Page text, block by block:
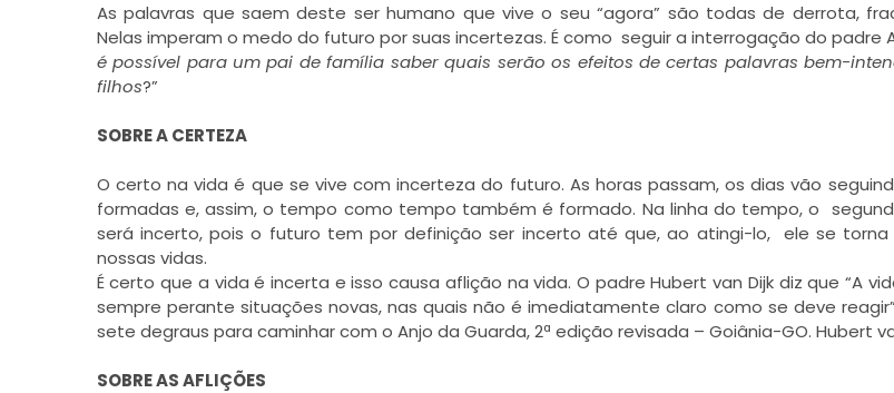
As palavras que saem deste ser humano que vive o seu “agora” são todas de derrota,
Nelas imperam o medo do futuro por suas incertezas. É como seguir a interrogação do padre
é possível para um pai de família saber quais serão os efeitos de certas palavras bem-
filhos?”
SOBRE A CERTEZA
O certo na vida é que se vive com incerteza do futuro. As horas passam, os dias vão
formadas e, assim, o tempo como tempo também é formado. Na linha do tempo, o
será incerto, pois o futuro tem por definição ser incerto até que, ao atingi-lo, ele se torna
nossas vidas.
É certo que a vida é incerta e isso causa aflição na vida. O padre Hubert van Dijk diz que “A
sempre perante situações novas, nas quais não é imediatamente claro como se deve
sete degraus para caminhar com o Anjo da Guarda, 2ª edição revisada – Goiânia-GO. Hubert van
SOBRE AS AFLIÇÕES